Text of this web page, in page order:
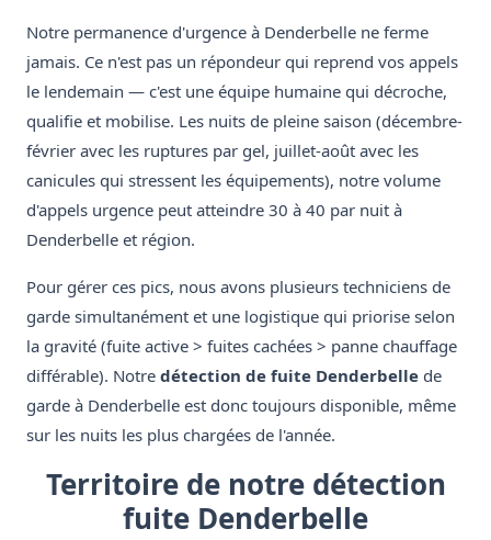
Notre permanence d'urgence à Denderbelle ne ferme
jamais. Ce n'est pas un répondeur qui reprend vos appels
le lendemain — c'est une équipe humaine qui décroche,
qualifie et mobilise. Les nuits de pleine saison (décembre-
février avec les ruptures par gel, juillet-août avec les
canicules qui stressent les équipements), notre volume
d'appels urgence peut atteindre 30 à 40 par nuit à
Denderbelle et région.
Pour gérer ces pics, nous avons plusieurs techniciens de
garde simultanément et une logistique qui priorise selon
la gravité (fuite active > fuites cachées > panne chauffage
différable). Notre détection de fuite Denderbelle de
garde à Denderbelle est donc toujours disponible, même
sur les nuits les plus chargées de l'année.
Territoire de notre détection
fuite Denderbelle